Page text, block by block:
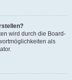
wird durch die Board-
als